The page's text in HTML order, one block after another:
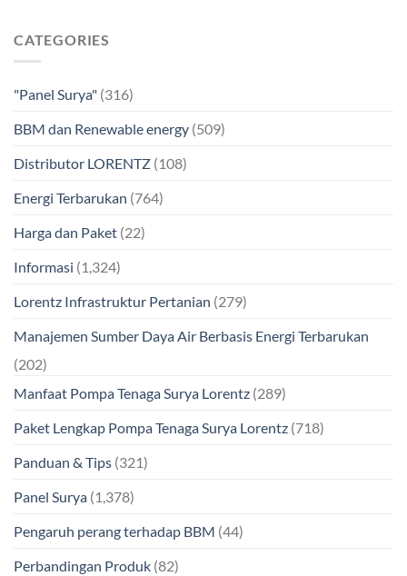
CATEGORIES
"Panel Surya" (316)
BBM dan Renewable energy (509)
Distributor LORENTZ (108)
Energi Terbarukan (764)
Harga dan Paket (22)
Informasi (1,324)
Lorentz Infrastruktur Pertanian (279)
Manajemen Sumber Daya Air Berbasis Energi Terbarukan
(202)
Manfaat Pompa Tenaga Surya Lorentz (289)
Paket Lengkap Pompa Tenaga Surya Lorentz (718)
Panduan & Tips (321)
Panel Surya (1,378)
Pengaruh perang terhadap BBM (44)
Perbandingan Produk (82)